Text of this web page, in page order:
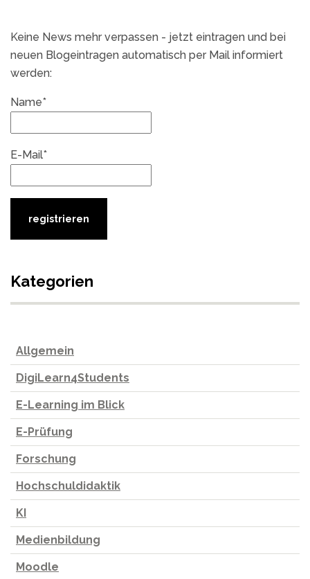
Keine News mehr verpassen - jetzt eintragen und bei
neuen Blogeintragen automatisch per Mail informiert
werden:
Name*
E-Mail*
Kategorien
Allgemein
DigiLearn4Students
E-Learning im Blick
E-Prüfung
Forschung
Hochschuldidaktik
KI
Medienbildung
Moodle